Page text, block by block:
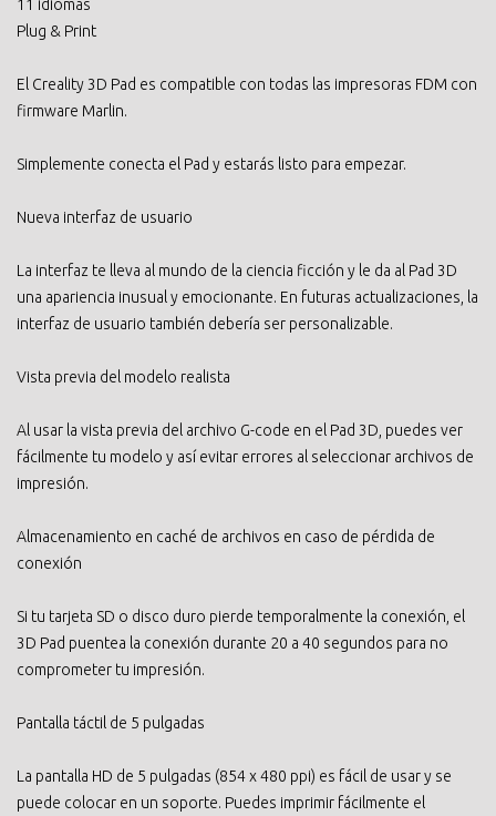
11 idiomas
Plug & Print
El Creality 3D Pad es compatible con todas las impresoras FDM con
firmware Marlin.
Simplemente conecta el Pad y estarás listo para empezar.
Nueva interfaz de usuario
La interfaz te lleva al mundo de la ciencia ficción y le da al Pad 3D
una apariencia inusual y emocionante. En futuras actualizaciones, la
interfaz de usuario también debería ser personalizable.
Vista previa del modelo realista
Al usar la vista previa del archivo G-code en el Pad 3D, puedes ver
fácilmente tu modelo y así evitar errores al seleccionar archivos de
impresión.
Almacenamiento en caché de archivos en caso de pérdida de
conexión
Si tu tarjeta SD o disco duro pierde temporalmente la conexión, el
3D Pad puentea la conexión durante 20 a 40 segundos para no
comprometer tu impresión.
Pantalla táctil de 5 pulgadas
La pantalla HD de 5 pulgadas (854 x 480 ppi) es fácil de usar y se
puede colocar en un soporte. Puedes imprimir fácilmente el